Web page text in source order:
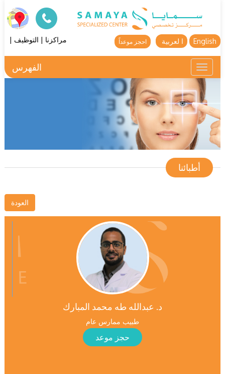
English ا لعربية احجز موعداً مراكزنا|التوظيف |
Toggle
navigation
الفهرس
أطبائنا
العودة
د. عبدالله طه محمد المبارك
طبيب ممارس عام
حجز موعد